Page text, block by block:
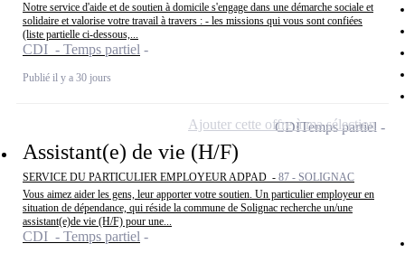
Notre service d'aide et de soutien à domicile s'engage dans une démarche sociale et
solidaire et valorise votre travail à travers : - les missions qui vous sont confiées
(liste partielle ci-dessous,...
CDI - Temps partiel
Publié il y a 30 jours
Assistant(e) de vie (H/F)
SERVICE DU PARTICULIER EMPLOYEUR ADPAD - 87 - SOLIGNAC
Vous aimez aider les gens, leur apporter votre soutien. Un particulier employeur en
situation de dépendance, qui réside la commune de Solignac recherche un/une
assistant(e)de vie (H/F) pour une...
CDI - Temps partiel
CDITemps partiel
Ajouter cette offre à ma sélection